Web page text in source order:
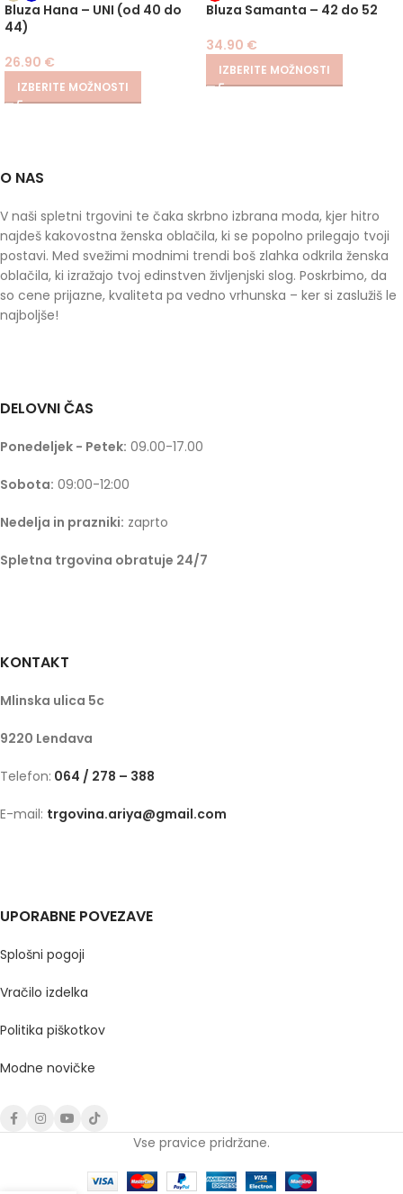
Bluza Hana – UNI (od 40 do
44)
26.90 €
IZBERITE MOŽNOSTI
Bluza Samanta – 42 do 52
34.90 €
IZBERITE MOŽNOSTI
O NAS
V naši spletni trgovini te čaka skrbno izbrana moda, kjer hitro
najdeš kakovostna ženska oblačila, ki se popolno prilegajo tvoji
postavi. Med svežimi modnimi trendi boš zlahka odkrila ženska
oblačila, ki izražajo tvoj edinstven življenjski slog. Poskrbimo, da
so cene prijazne, kvaliteta pa vedno vrhunska – ker si zaslužiš le
najboljše!
DELOVNI ČAS
Ponedeljek - Petek: 09.00-17.00
Sobota: 09:00-12:00
Nedelja in prazniki: zaprto
Spletna trgovina obratuje 24/7
KONTAKT
Mlinska ulica 5c
9220 Lendava
Telefon: 064 / 278 – 388
E-mail: trgovina.ariya@gmail.com
UPORABNE POVEZAVE
Splošni pogoji
Vračilo izdelka
Politika piškotkov
Modne novičke
Vse pravice pridržane.